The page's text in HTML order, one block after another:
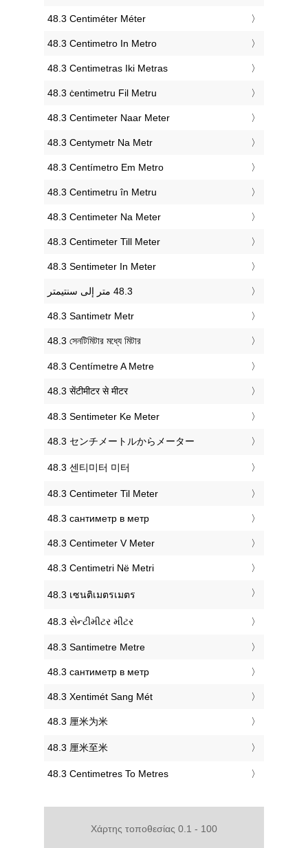
‎48.3 Centiméter Méter
‎48.3 Centimetro In Metro
‎48.3 Centimetras Iki Metras
‎48.3 ċentimetru Fil Metru
‎48.3 Centimeter Naar Meter
‎48.3 Centymetr Na Metr
‎48.3 Centímetro Em Metro
‎48.3 Centimetru în Metru
‎48.3 Centimeter Na Meter
‎48.3 Centimeter Till Meter
‎48.3 Sentimeter In Meter
‎48.3 Santimetr Metr
‎48.3 সেনটিমিটার মধ্যে মিটার
‎48.3 Centímetre A Metre
‎48.3 सेंटीमीटर से मीटर
‎48.3 Sentimeter Ke Meter
‎48.3 センチメートルからメーター
‎48.3 센티미터 미터
‎48.3 Centimeter Til Meter
‎48.3 сантиметр в метр
‎48.3 Centimeter V Meter
‎48.3 Centimetri Në Metri
‎48.3 เซนติเมตรเมตร
‎48.3 સેન્ટીમીટર મીટર
‎48.3 Santimetre Metre
‎48.3 сантиметр в метр
‎48.3 Xentimét Sang Mét
‎48.3 厘米为米
‎48.3 厘米至米
‎48.3 Centimetres To Metres
Χάρτης τοποθεσίας 0.1 - 100